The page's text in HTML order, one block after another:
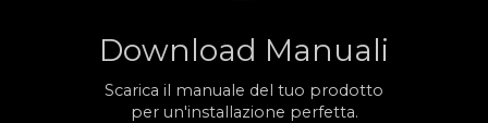
Download Manuali
Scarica il manuale del tuo prodotto
per un'installazione perfetta.